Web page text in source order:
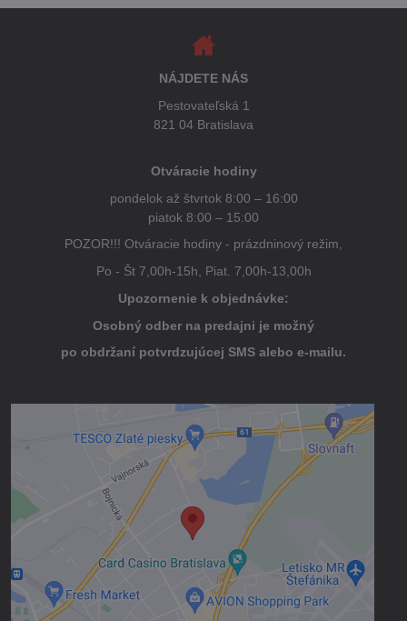
NÁJDETE NÁS
Pestovateľská 1
821 04 Bratislava
Otváracie hodiny
pondelok až štvrtok 8:00 – 16:00
piatok 8:00 – 15:00
POZOR!!! Otváracie hodiny - prázdninový režim,
Po - Št 7,00h-15h, Piat. 7,00h-13,00h
Upozornenie k objednávke:
Osobný odber na predajni je možný
po obdržaní potvrdzujúcej SMS alebo e-mailu.
Externý obsah je blokovaný Voľbami
súkromia
Prajete si načítať externý obsah?
Povoliť tentokrát
Povoliť a zapamätať - súhlas s druhom
cookie: Funkčné